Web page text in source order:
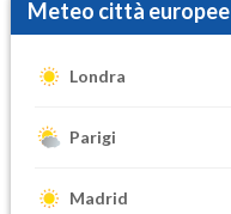
Meteo città europee
Londra
Parigi
Madrid